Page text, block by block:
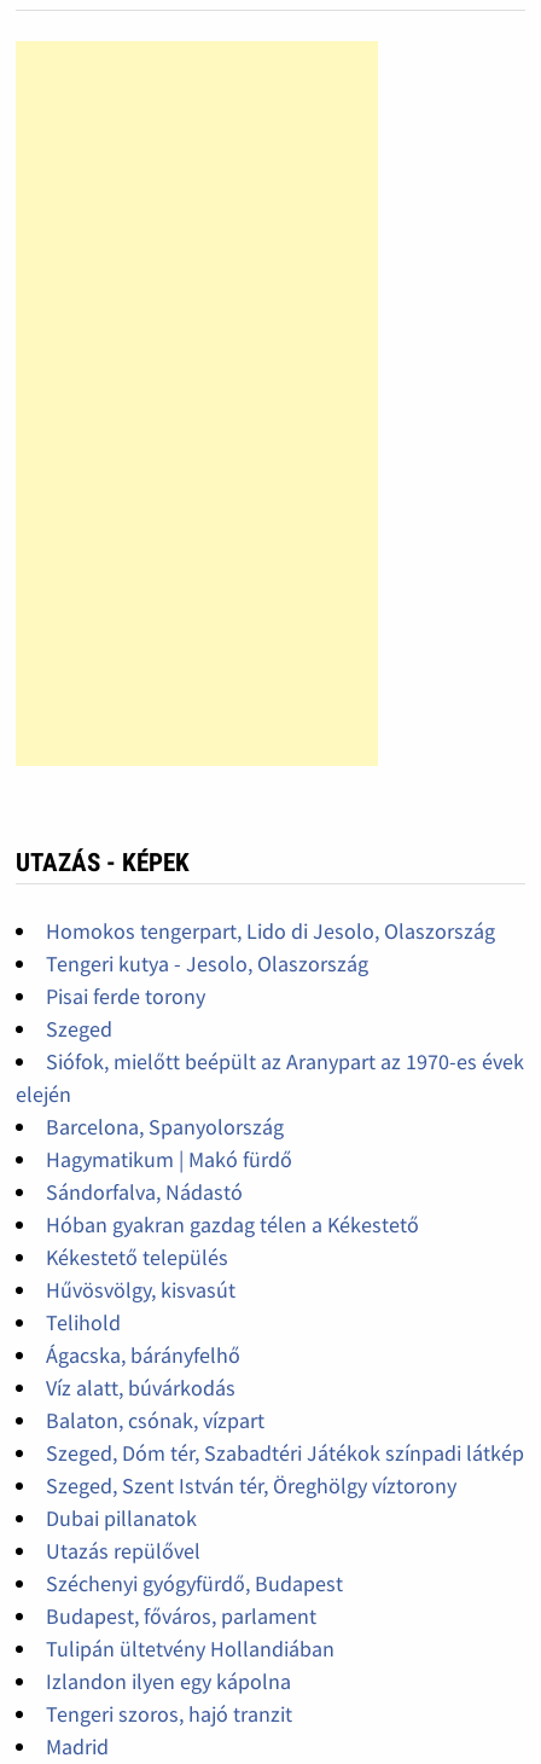
UTAZÁS - KÉPEK
Homokos tengerpart, Lido di Jesolo, Olaszország
Tengeri kutya - Jesolo, Olaszország
Pisai ferde torony
Szeged
Siófok, mielőtt beépült az Aranypart az 1970-es évek
elején
Barcelona, Spanyolország
Hagymatikum | Makó fürdő
Sándorfalva, Nádastó
Hóban gyakran gazdag télen a Kékestető
Kékestető település
Hűvösvölgy, kisvasút
Telihold
Ágacska, bárányfelhő
Víz alatt, búvárkodás
Balaton, csónak, vízpart
Szeged, Dóm tér, Szabadtéri Játékok színpadi látkép
Szeged, Szent István tér, Öreghölgy víztorony
Dubai pillanatok
Utazás repülővel
Széchenyi gyógyfürdő, Budapest
Budapest, főváros, parlament
Tulipán ültetvény Hollandiában
Izlandon ilyen egy kápolna
Tengeri szoros, hajó tranzit
Madrid